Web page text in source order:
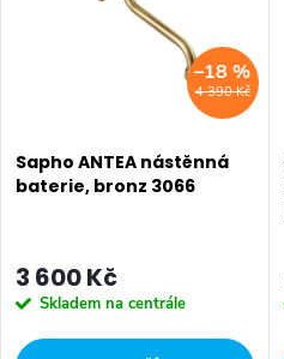
4 390 Kč
–18 %
Sapho ANTEA nástěnná
baterie, bronz 3066
3 600 Kč
Skladem na centrále